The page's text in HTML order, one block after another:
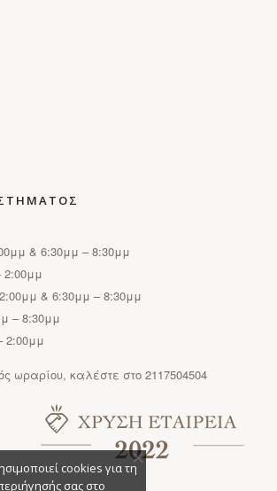
& 6:30μμ – 8:30μμ
2:00μμ
& 6:30μμ – 8:30μμ
– 8:30μμ
2:00μμ
ωραρίου, καλέστε στο 2117504504
cookies για τη
σας στο